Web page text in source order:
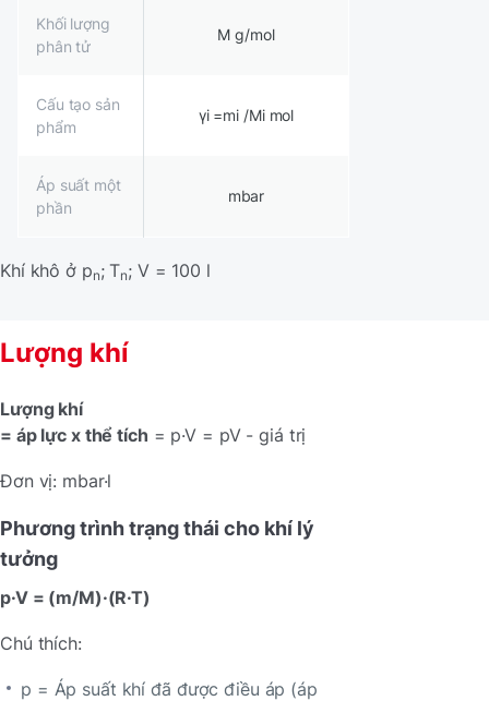
Khối lượng
phân tử
M g/mol
Cấu tạo sản
phẩm
γi =mi /Mi mol
Áp suất một
phần
mbar
Khí khô ở pn; Tn; V = 100 l
Lượng khí
Lượng khí
= áp lực x thể tích = p·V = pV - giá trị
Đơn vị: mbar·l
Phương trình trạng thái cho khí lý
tưởng
p·V = (m/M)·(R·T)
Chú thích:
p = Áp suất khí đã được điều áp (áp